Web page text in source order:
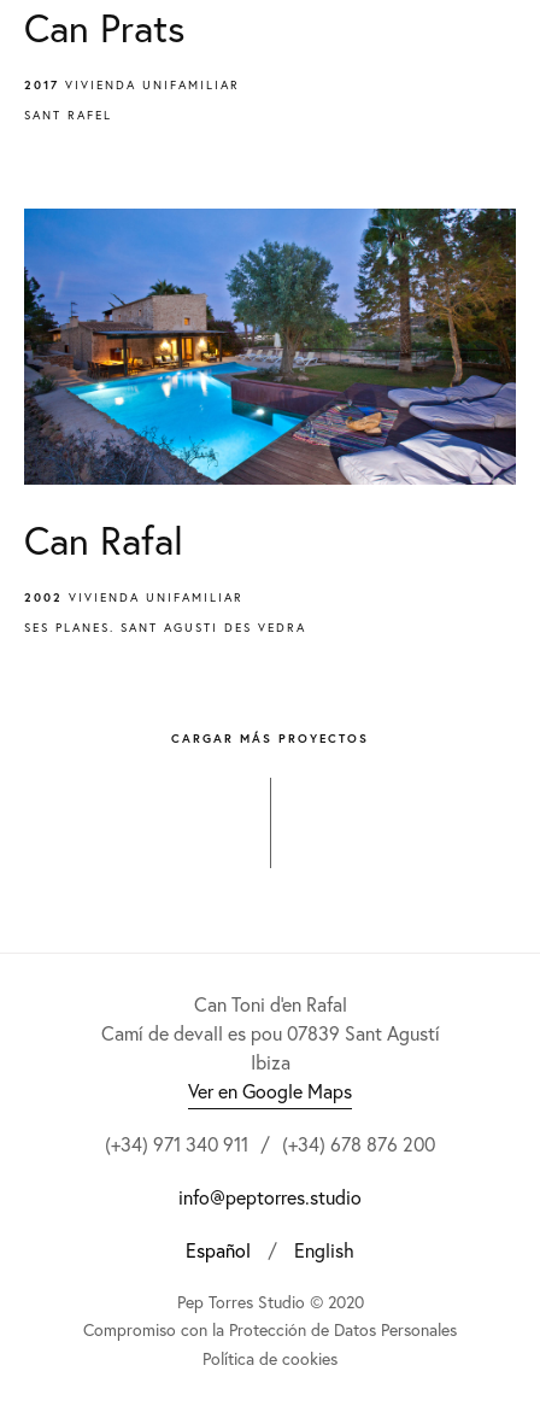
Can Prats
2017 VIVIENDA UNIFAMILIAR
SANT RAFEL
Can Rafal
2002
VIVIENDA UNIFAMILIAR
SES PLANES. SANT AGUSTI DES VEDRA
CARGAR MÁS PROYECTOS
Can Toni d'en Rafal
Camí de devall es pou 07839 Sant Agustí
Ibiza
Ver en Google Maps
(+34) 971 340 911 / (+34) 678 876 200
info@peptorres.studio
Español / English
Pep Torres Studio © 2020
Compromiso con la Protección de Datos Personales
Política de cookies